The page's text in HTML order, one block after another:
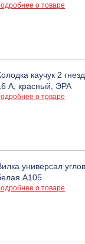
о товаре
каучук 2
А, красный, ЭРА
о товаре
универсал
А105
о товаре